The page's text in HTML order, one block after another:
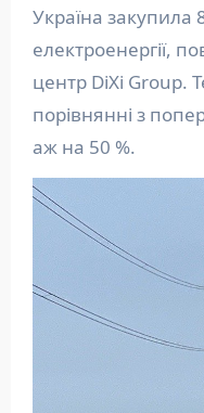
Україна закупила
електроенергії,
центр DiXi Group.
порівнянні з
аж на 50 %.